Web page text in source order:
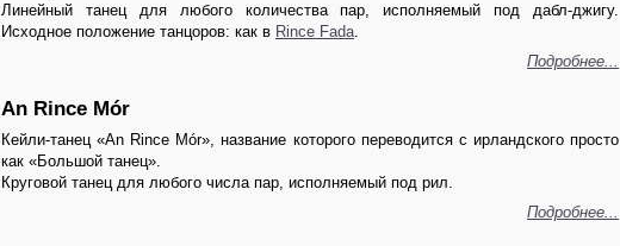
Линейный танец для любого количества пар, исполняемый под дабл-джигу.
Исходное положение танцоров: как в Rince Fada.
Подробнее...
An Rince Mór
Кейли-танец «An Rince Mór», название которого переводится с ирландского просто
как «Большой танец».
Круговой танец для любого числа пар, исполняемый под рил.
Подробнее...